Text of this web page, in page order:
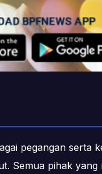
pegangan serta
Semua pihak